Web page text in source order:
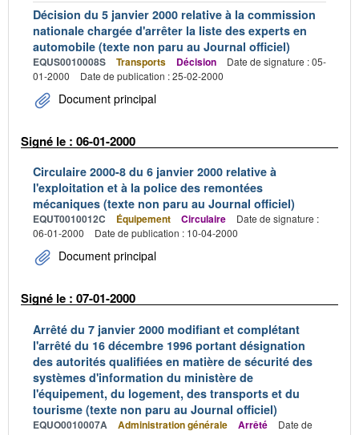
Décision du 5 janvier 2000 relative à la commission
nationale chargée d'arrêter la liste des experts en
automobile (texte non paru au Journal officiel)
EQUS0010008S Transports Décision
Date de signature : 05-
01-2000
Date de publication : 25-02-2000
Document principal
Signé le : 06-01-2000
Circulaire 2000-8 du 6 janvier 2000 relative à
l'exploitation et à la police des remontées
mécaniques (texte non paru au Journal officiel)
EQUT0010012C Équipement Circulaire
Date de signature :
06-01-2000
Date de publication : 10-04-2000
Document principal
Signé le : 07-01-2000
Arrêté du 7 janvier 2000 modifiant et complétant
l'arrêté du 16 décembre 1996 portant désignation
des autorités qualifiées en matière de sécurité des
systèmes d'information du ministère de
l'équipement, du logement, des transports et du
tourisme (texte non paru au Journal officiel)
EQUO0010007A Administration générale Arrêté
Date de